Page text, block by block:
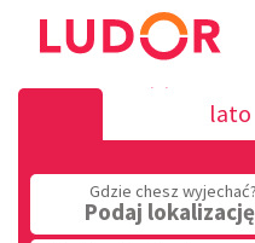
Nowość lato
Gdzie chesz wyjechać?
Podaj